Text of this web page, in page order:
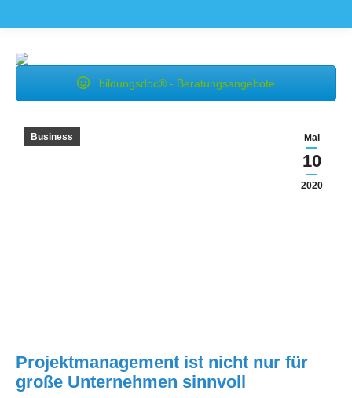
bildungsdoc® - Beratungsangebote
Mai
10
2020
Business
Projektmanagement ist nicht nur für
große Unternehmen sinnvoll